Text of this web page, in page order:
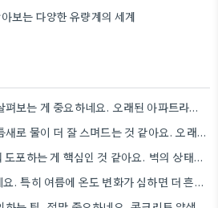
보는 다양한 유량계의 세계
바닥 줄눈 상태를 꼼꼼히 살펴보는 게 중요하네요. 오래된 아파트라면 줄눈부터 망가지기 쉬울 것 같아요.
특히 겨울철 습도 때문에 틈새로 물이 더 잘 스며드는 것 같아요. 오래된 건물일수록 이런 부분에…
고압 세척 후 프라이머 2회 도포하는 게 핵심인 것 같아요. 벽의 상태에 따라 흡수율이 달라지니까,…
균열 문제 때문에 걱정이네요. 특히 여름에 온도 변화가 심하면 더 흔할 텐데, 시공 전에 충분한…